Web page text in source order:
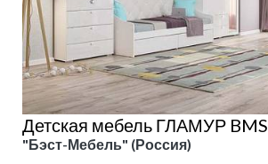
Детская мебель ГЛАМУР BMS
"Бэст-Мебель" (Россия)